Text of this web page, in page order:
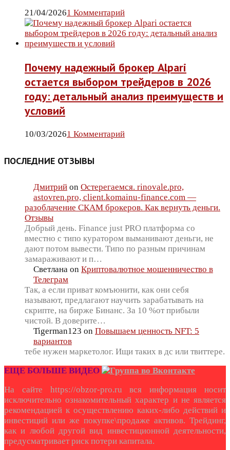
21/04/20261 Комментарий
Почему надежный брокер Alpari
остается выбором трейдеров в 2026
году: детальный анализ преимуществ и
условий
10/03/20261 Комментарий
ПОСЛЕДНИЕ ОТЗЫВЫ
Дмитрий on Остерегаемся. rinovale.pro,
astovren.pro, client.komainu-finance.com —
разоблачение СКАМ брокеров. Как вернуть деньги.
Отзывы
Добрый день. Finance just PRO платформа со
вместно с типо куратором выманивают деньги, не
дают потом вывести. Типо по разным причинам
замараживают и п…
Светлана on Криптовалютное мошенничество в
Телеграм
Так, а если приват комъюнити, как они себя
называют, предлагают научить зарабатывать на
скрипте, на бирже Бинанс. За 10 %от прибыли
чистой. В доверите…
Tigerman123 on Повышаем ценность NFT: 5
вариантов
тебе нужен маркетолог. Ищи таких в дс или твиттере.
ЕЩЕ БОЛЬШЕ ВИДЕО
На сайте https://obzor-pro.ru вся информация носит
исключительно ознакомительный характер и не является
рекомендацией к осуществлению каких-либо действий и
инвестиций или же покупке\продаже активов. Трейдинг,
как и любой другой вид инвестиционной деятельности,
предусматривает риск потери капитала.